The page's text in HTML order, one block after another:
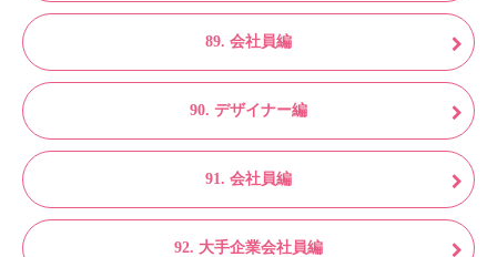
89. 会社員編
90. デザイナー編
91. 会社員編
92. 大手企業会社員編